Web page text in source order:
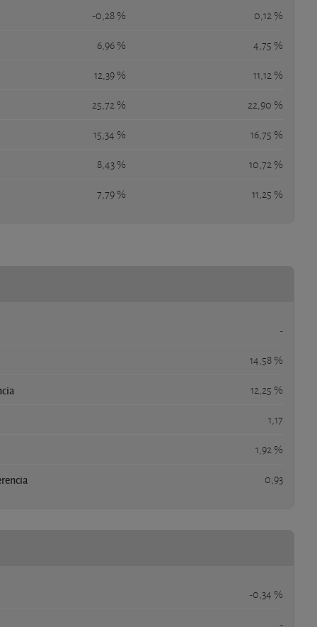
-0,28 % 0,12 %
6,96 % 4,75 %
12,39 % 11,12 %
25,72 % 22,90 %
15,34 % 16,75 %
8,43 % 10,72 %
7,79 % 11,25 %
-
14,58 %
12,25 %
1,17
1,92 %
0,93
-0,34 %
-